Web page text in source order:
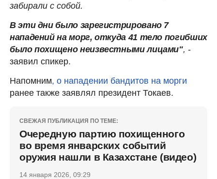
забирали с собой.
В эти дни было зарегистрировано 7
нападений на морг, откуда 41 тело погибших
было похищено неизвестными лицами", -
заявил спикер.
Напомним, о нападении бандитов на морги
ранее также заявлял президент Токаев.
СВЕЖАЯ ПУБЛИКАЦИЯ ПО ТЕМЕ:
Очередную партию похищенного
во время январских событий
оружия нашли в Казахстане (видео)
14 января 2026, 09:29